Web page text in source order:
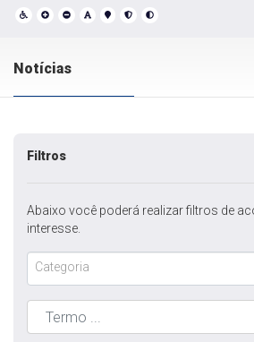
Notícias
Filtros
Abaixo você poderá realizar filtros de
interesse.
Categoria